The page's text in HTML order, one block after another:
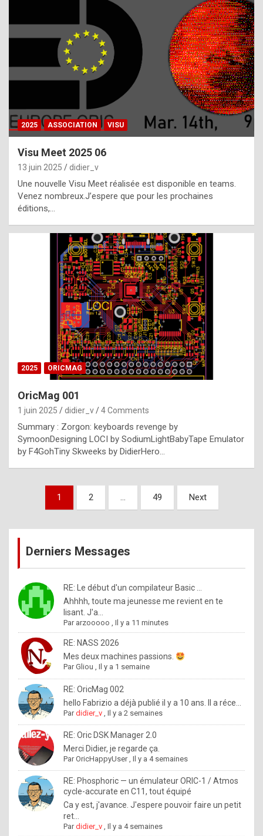
h
a
t
t
e
b
e
s
t
p
h
o
n
y
l
e
x
a
%
m
a
d
b
y
o
l
e
x
.
I
f
y
2025 ASSOCIATION VISU
Visu Meet 2025 06
13 juin 2025 didier_v
Une nouvelle Visu Meet réalisée est disponible en teams.
Venez nombreux.J’espere que pour les prochaines
éditions,…
2025 ORICMAG
OricMag 001
1 juin 2025 didier_v 4 Comments
Summary : Zorgon: keyboards revenge by
SymoonDesigning LOCI by SodiumLightBabyTape Emulator
by F4GohTiny Skweeks by DidierHero…
Pagination
publications
1 2 … 49 Next
Derniers Messages
RE: Le début d'un compilateur Basic ...
Ahhhh, toute ma jeunesse me revient en te
lisant. J'a...
Par arzooooo ,Il y a 11 minutes
RE: NASS 2026
Mes deux machines passions.
ParGliou ,Il y a 1 semaine
RE: OricMag 002
hello Fabrizio a déjà publié il y a 10 ans. Il a réce...
Pardidier_v ,Il y a 2 semaines
RE: Oric DSK Manager 2.0
Merci Didier, je regarde ça.
ParOricHappyUser,Il y a 4 semaines
RE: Phosphoric — un émulateur ORIC-1 / Atmos
cycle-accurate en C11, tout équipé
Ca y est, j'avance. J'espere pouvoir faire un petit
ret...
Pardidier_v ,Il y a 4 semaines